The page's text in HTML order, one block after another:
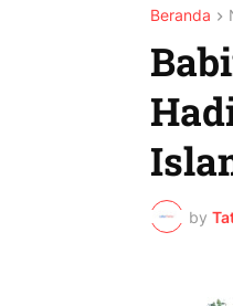
Beranda
by